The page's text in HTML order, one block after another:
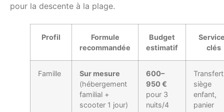
pour la descente à la plage.
Profil
Formule
recommandée
Budget
estimatif
clés
Famille
Sur mesure
(hébergement
familial +
scooter 1 jour)
600–
950 €
pour 3
nuits/4
siège
enfant,
panier